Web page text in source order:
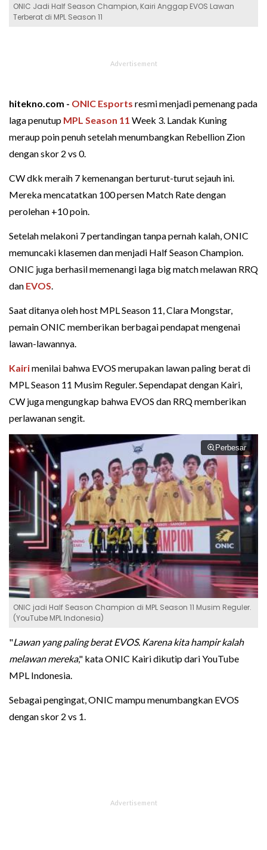
ONIC Jadi Half Season Champion, Kairi Anggap EVOS Lawan
Terberat di MPL Season 11
hitekno.com - ONIC Esports resmi menjadi pemenang pada
laga penutup MPL Season 11 Week 3. Landak Kuning
meraup poin penuh setelah menumbangkan Rebellion Zion
dengan skor 2 vs 0.
CW dkk meraih 7 kemenangan berturut-turut sejauh ini.
Mereka mencatatkan 100 persen Match Rate dengan
perolehan +10 poin.
Setelah melakoni 7 pertandingan tanpa pernah kalah, ONIC
memuncaki klasemen dan menjadi Half Season Champion.
ONIC juga berhasil memenangi laga big match melawan RRQ
dan EVOS.
Saat ditanya oleh host MPL Season 11, Clara Mongstar,
pemain ONIC memberikan berbagai pendapat mengenai
lawan-lawannya.
Kairimenilai bahwa EVOS merupakan lawan paling berat di
MPL Season 11 Musim Reguler. Sependapat dengan Kairi,
CW juga mengungkap bahwa EVOS dan RRQ memberikan
perlawanan sengit.
Perbesar
ONIC jadi Half Season Champion di MPL Season 11 Musim Reguler.
(YouTube MPL Indonesia)
"Lawan yang paling berat EVOS. Karena kita hampir kalah
melawan mereka," kata ONIC Kairi dikutip dari YouTube
MPL Indonesia.
Sebagai pengingat, ONIC mampu menumbangkan EVOS
dengan skor 2 vs 1.